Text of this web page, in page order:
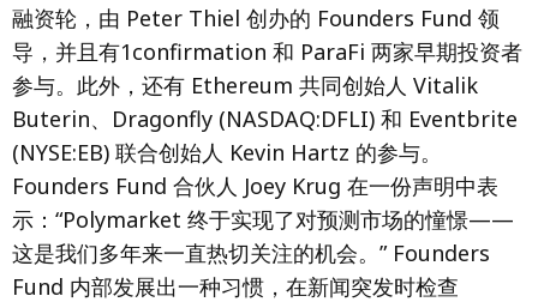
融资轮，由 Peter Thiel 创办的 Founders Fund 领
导，并且有1confirmation 和 ParaFi 两家早期投资者
参与。此外，还有 Ethereum 共同创始人 Vitalik
Buterin、Dragonfly (NASDAQ:DFLI) 和 Eventbrite
(NYSE:EB) 联合创始人 Kevin Hartz 的参与。
Founders Fund 合伙人 Joey Krug 在一份声明中表
示：“Polymarket 终于实现了对预测市场的憧憬——
这是我们多年来一直热切关注的机会。” Founders
Fund 内部发展出一种习惯，在新闻突发时检查